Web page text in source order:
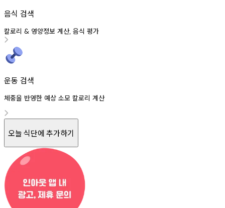
음식 검색
칼로리 & 영양정보 계산, 음식 평가
운동 검색
체중을 반영한 예상 소모 칼로리 계산
오늘 식단에 추가하기